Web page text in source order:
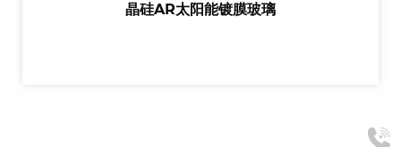
晶硅AR太阳能镀膜玻璃